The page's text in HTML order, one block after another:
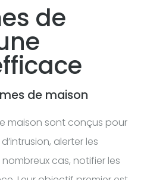
de
de maison
maison sont conçus pour
alerter les
cas, notifier les